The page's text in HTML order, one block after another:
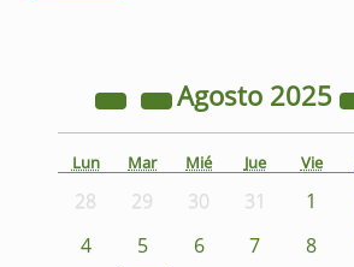
Agosto 2025
Lun Mar Mié Jue Vie
28 29 30 31 1
4
5 6 7 8